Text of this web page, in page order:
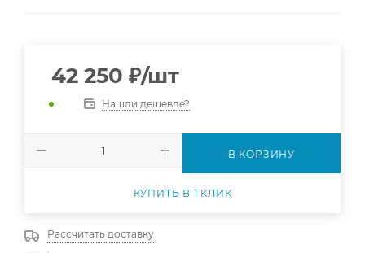
42 250 ₽/шт
Нашли дешевле?
В КОРЗИНУ
КУПИТЬ В 1 КЛИК
Рассчитать доставку